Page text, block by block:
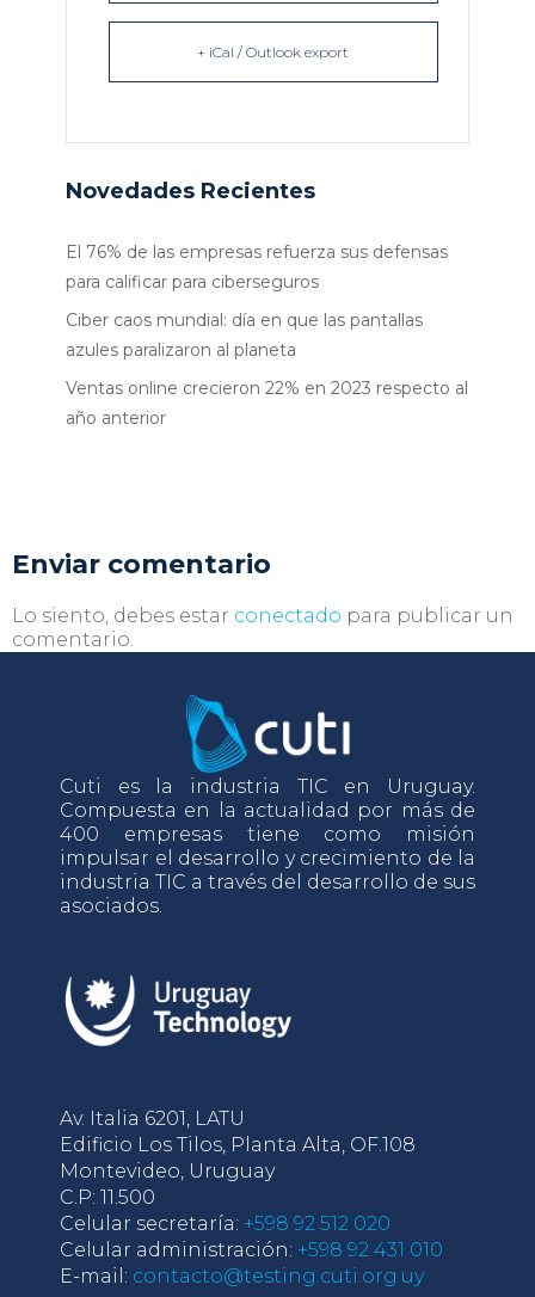
+ iCal / Outlook export
Novedades Recientes
El 76% de las empresas refuerza sus defensas
para calificar para ciberseguros
Ciber caos mundial: día en que las pantallas
azules paralizaron al planeta
Ventas online crecieron 22% en 2023 respecto al
año anterior
Enviar comentario
Lo siento, debes estar conectado para publicar un
comentario.
Cuti es la industria TIC en Uruguay.
Compuesta en la actualidad por más de
400 empresas tiene como misión
impulsar el desarrollo y crecimiento de la
industria TIC a través del desarrollo de sus
asociados.
Av. Italia 6201, LATU
Edificio Los Tilos, Planta Alta, OF.108
Montevideo, Uruguay
C.P: 11.500
Celular secretaría: +598 92 512 020
Celular administración: +598 92 431 010
E-mail: contacto@testing.cuti.org.uy